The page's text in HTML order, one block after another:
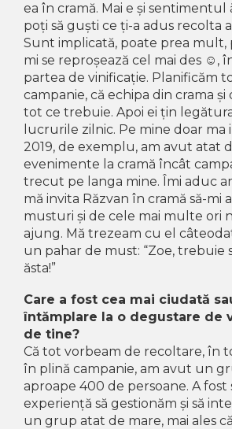
ea în cramă. Mai e și sentimentul
poți să guști ce ți-a adus recolta
Sunt implicată, poate prea mult,
mi se reproșează cel mai des ☺ ,
partea de vinificație. Planificăm
campanie, că echipa din crama și
tot ce trebuie. Apoi ei țin
lucrurile zilnic. Pe mine doar ma
2019, de exemplu, am avut atat
evenimente la cramă încât
trecut pe langa mine. Îmi aduc
mă invita Răzvan în cramă să-mi
musturi și de cele mai multe ori
ajung. Mă trezeam cu el
un pahar de must: “Zoe, trebuie
ăsta!”
Care a fost cea mai ciudată
întămplare la o degustare de
de tine?
Că tot vorbeam de recoltare, în
în plină campanie, am avut un
aproape 400 de persoane. A fost
experiență să gestionăm și să
un grup atat de mare, mai ales